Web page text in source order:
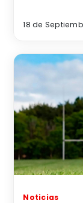
18 de
Noticias